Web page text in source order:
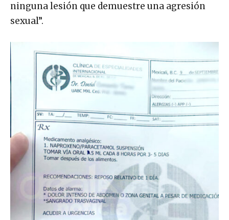
ninguna lesión que demuestre una agresión
sexual”.